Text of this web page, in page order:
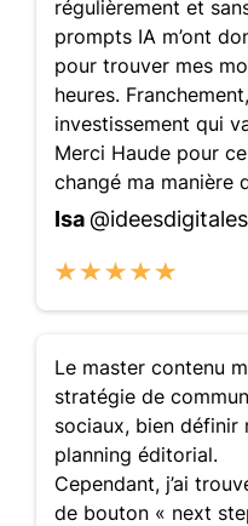
régulièrement et
prompts IA m’ont
pour trouver mes
heures.
investissement qui
Merci Haude pour
changé ma manière
Isa
Le master contenu
stratégie de
sociaux, bien définir
planning éditorial.
Cependant, j’ai
de bouton « next